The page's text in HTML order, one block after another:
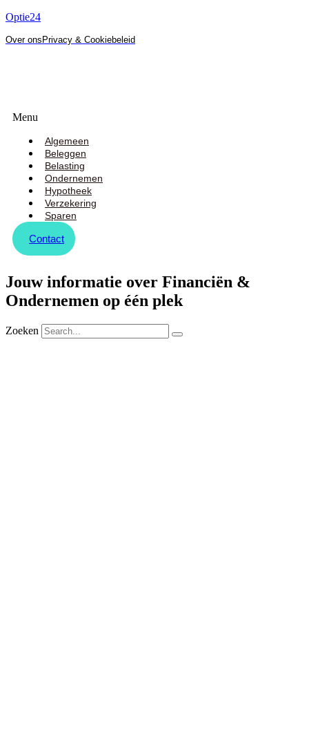
Optie24
Over ons Privacy & Cookiebeleid
Menu
Algemeen
Beleggen
Belasting
Ondernemen
Hypotheek
Verzekering
Sparen
Contact
Jouw informatie over Financiën &
Ondernemen op één plek
Zoeken